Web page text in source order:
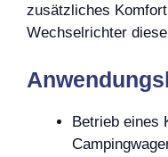
zusätzliches
Wechselrichter
Betrieb eines